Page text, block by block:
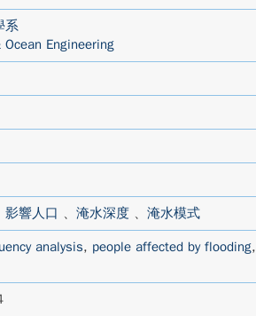
系
Engineering
影響人口 、 淹水深度、 淹水模式
analysis, people affected by flooding,